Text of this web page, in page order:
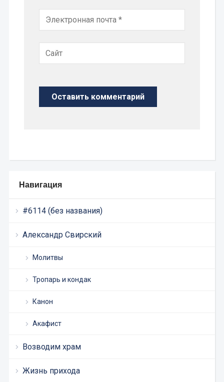
Навигация
#6114 (без названия)
Александр Свирский
Молитвы
Тропарь и кондак
Канон
Акафист
Возводим храм
Жизнь прихода